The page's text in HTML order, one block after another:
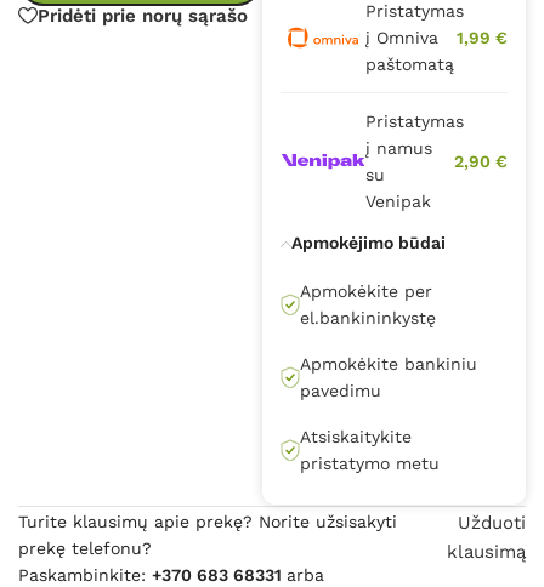
Pridėti prie norų sąrašo
Pristatymas
į Omniva
paštomatą
1,99 €
Pristatymas
į namus
su
Venipak
2,90 €
Apmokėjimo būdai
Apmokėkite per
el.bankininkystę
Apmokėkite bankiniu
pavedimu
Atsiskaitykite
pristatymo metu
Turite klausimų apie prekę? Norite užsisakyti
prekę telefonu?
Paskambinkite: +370 683 68331 arba
Užduoti
klausimą